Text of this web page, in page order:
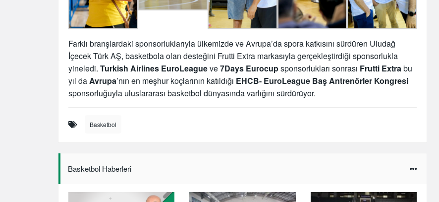
Farklı branşlardaki sponsorluklarıyla ülkemizde ve Avrupa’da spora katkısını sürdüren Uludağ
İçecek Türk AŞ, basketbola olan desteğini Frutti Extra markasıyla gerçekleştirdiği sponsorlukla
yineledi. Turkish Airlines EuroLeagueve7Days Eurocupsponsorlukları sonrası Frutti Extrabu
yıl daAvrupa’nın en meşhur koçlarının katıldığı EHCB- EuroLeague Baş Antrenörler Kongresi
sponsorluğuyla uluslararası basketbol dünyasında varlığını sürdürüyor.
Basketbol
Basketbol Haberleri